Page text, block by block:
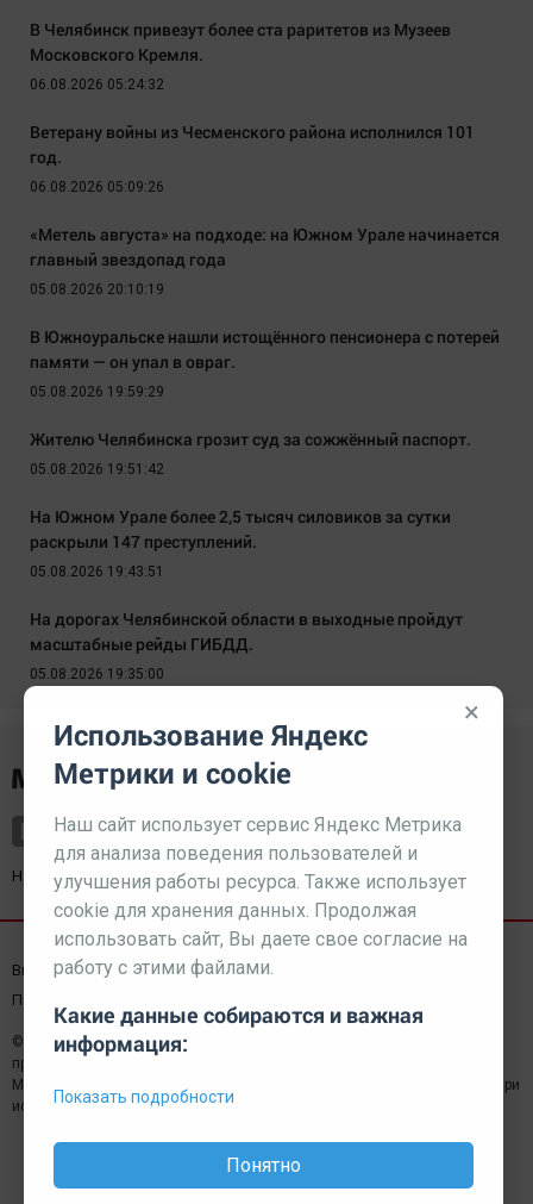
В Челябинск привезут более ста раритетов из Музеев
Московского Кремля.
06.08.2026 05:24:32
Ветерану войны из Чесменского района исполнился 101
год.
06.08.2026 05:09:26
«Метель августа» на подходе: на Южном Урале начинается
главный звездопад года
05.08.2026 20:10:19
В Южноуральске нашли истощённого пенсионера с потерей
памяти — он упал в овраг.
05.08.2026 19:59:29
Жителю Челябинска грозит суд за сожжённый паспорт.
05.08.2026 19:51:42
На Южном Урале более 2,5 тысяч силовиков за сутки
раскрыли 147 преступлений.
05.08.2026 19:43:51
На дорогах Челябинской области в выходные пройдут
масштабные рейды ГИБДД.
05.08.2026 19:35:00
Наш партнерkurorty-sochi.ru
Выходные данные СМИ Реклама
Пользовательское соглашение
© 2026 МЕДИАЗАВОД — Сайт может содержать контент,
предназначенный для лиц 18+
Мнение редакции может не совпадать с мнением отдельных авторов.При
использовании материалов сайта ссылка обязательна.
×
Использование Яндекс
Метрики и cookie
Наш сайт использует сервис Яндекс Метрика
для анализа поведения пользователей и
улучшения работы ресурса. Также использует
cookie для хранения данных. Продолжая
использовать сайт, Вы даете свое согласие на
работу с этими файлами.
Какие данные собираются и важная
информация:
Показать подробности
Понятно